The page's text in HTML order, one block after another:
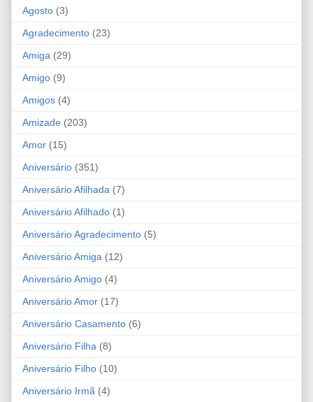
Agosto (3)
Agradecimento (23)
Amiga (29)
Amigo (9)
Amigos (4)
Amizade (203)
Amor (15)
Aniversário (351)
Aniversário Afilhada (7)
Aniversário Afilhado (1)
Aniversário Agradecimento (5)
Aniversário Amiga (12)
Aniversário Amigo (4)
Aniversário Amor (17)
Aniversário Casamento (6)
Aniversário Filha (8)
Aniversário Filho (10)
Aniversário Irmã (4)